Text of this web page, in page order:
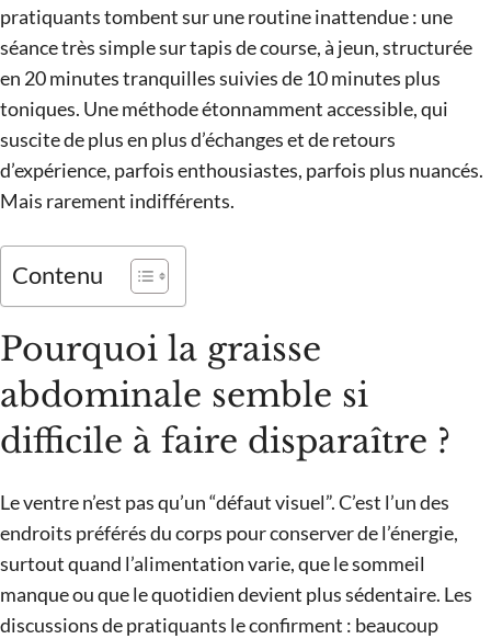
pratiquants tombent sur une routine inattendue : une
séance très simple sur tapis de course, à jeun, structurée
en 20 minutes tranquilles suivies de 10 minutes plus
toniques. Une méthode étonnamment accessible, qui
suscite de plus en plus d’échanges et de retours
d’expérience, parfois enthousiastes, parfois plus nuancés.
Mais rarement indifférents.
Contenu
Pourquoi la graisse
abdominale semble si
difficile à faire disparaître ?
Le ventre n’est pas qu’un “défaut visuel”. C’est l’un des
endroits préférés du corps pour conserver de l’énergie,
surtout quand l’alimentation varie, que le sommeil
manque ou que le quotidien devient plus sédentaire. Les
discussions de pratiquants le confirment : beaucoup